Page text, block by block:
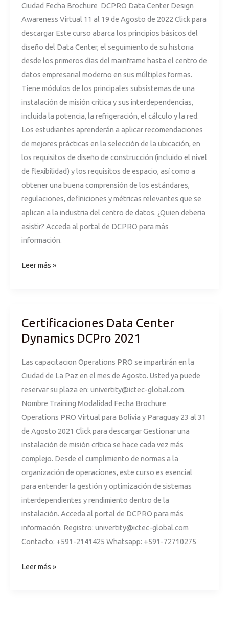
Ciudad Fecha Brochure DCPRO Data Center Design
Awareness Virtual 11 al 19 de Agosto de 2022 Click para
descargar Este curso abarca los principios básicos del
diseño del Data Center, el seguimiento de su historia
desde los primeros días del mainframe hasta el centro de
datos empresarial moderno en sus múltiples formas.
Tiene módulos de los principales subsistemas de una
instalación de misión crítica y sus interdependencias,
incluida la potencia, la refrigeración, el cálculo y la red.
Los estudiantes aprenderán a aplicar recomendaciones
de mejores prácticas en la selección de la ubicación, en
los requisitos de diseño de construcción (incluido el nivel
de flexibilidad) y los requisitos de espacio, así como a
obtener una buena comprensión de los estándares,
regulaciones, definiciones y métricas relevantes que se
aplican a la industria del centro de datos. ¿Quien deberia
asistir? Acceda al portal de DCPRO para más
información.
Leer más »
Certificaciones Data Center
Dynamics DCPro 2021
Las capacitacion Operations PRO se impartirán en la
Ciudad de La Paz en el mes de Agosto. Usted ya puede
reservar su plaza en: univertity@ictec-global.com.
Nombre Training Modalidad Fecha Brochure
Operations PRO Virtual para Bolivia y Paraguay 23 al 31
de Agosto 2021 Click para descargar Gestionar una
instalación de misión crítica se hace cada vez más
complejo. Desde el cumplimiento de normas a la
organización de operaciones, este curso es esencial
para entender la gestión y optimización de sistemas
interdependientes y rendimiento dentro de la
instalación. Acceda al portal de DCPRO para más
información. Registro: univertity@ictec-global.com
Contacto: +591-2141425 Whatsapp: +591-72710275
Certificaciones
Data
Dynamics
DCPro
2021
Leer más »